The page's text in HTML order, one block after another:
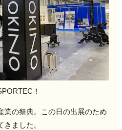
！
業の祭典。この日の出展のため
ました。